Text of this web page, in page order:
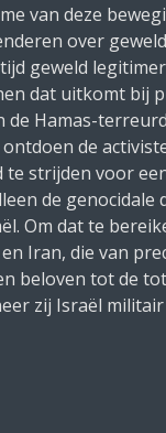
van deze
over
geweld
dat uitkomt bij
de Hamas-
de
strijden voor
de genocidale
Om dat te
Iran, die van
beloven tot de
zij Israël